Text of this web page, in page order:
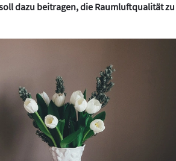
dazu beitragen, die Raumluftqualität zu